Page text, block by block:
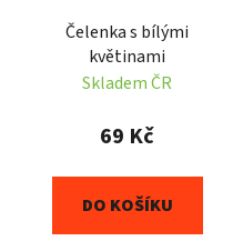
Čelenka s bílými
květinami
Skladem ČR
69 Kč
DO KOŠÍKU